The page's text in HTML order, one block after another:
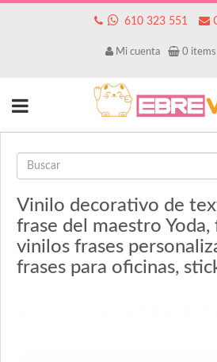
610 323 551
Mi cuenta 0 items
Vinilo decorativo de
frase del maestro Yoda,
vinilos frases
frases para oficinas,